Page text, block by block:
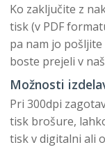
Ko zaključite z
tisk (v PDF
pa nam jo
boste prejeli v
Možnosti
Pri 300dpi
tisk brošure,
tisk v digitalni ali